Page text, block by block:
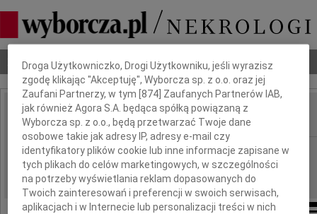
Nekrologi Odeszli Poradnik pogrzebowy
IMIĘ I NAZWISKO:
REGION: Szczecin
DATA EMISJI: 27.08.2010
Dbamy o Twoją prywatność
Droga Użytkowniczko, Drogi Użytkowniku, jeśli wyrazisz
zgodę klikając "Akceptuję", Wyborcza sp. z o.o. oraz jej
Zaufani Partnerzy, w tym [874] Zaufanych Partnerów IAB,
jak również Agora S.A. będąca spółką powiązaną z
Wyborcza sp. z o.o., będą przetwarzać Twoje dane
osobowe takie jak adresy IP, adresy e-mail czy
identyfikatory plików cookie lub inne informacje zapisane w
tych plikach do celów marketingowych, w szczególności
na potrzeby wyświetlania reklam dopasowanych do
Twoich zainteresowań i preferencji w swoich serwisach,
aplikacjach i w Internecie lub personalizacji treści w nich